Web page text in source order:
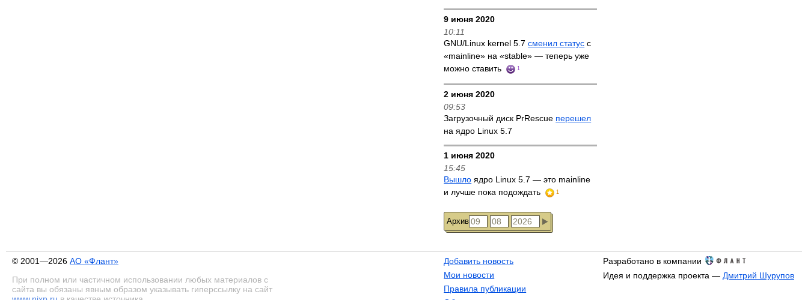
9 июня 2020
10:11
GNU/Linux kernel 5.7сменил статус с
«mainline» на «stable» — теперь уже
можно ставить
1
2 июня 2020
09:53
Загрузочный диск PrRescue перешел
на ядро Linux 5.7
1 июня 2020
15:45
Вышло ядро Linux 5.7 — это mainline
и лучше пока подождать
1
Архив
© 2001—2026 АО «Флант»
При полном или частичном использовании любых материалов с
сайта вы обязаны явным образом указывать гиперссылку на сайт
Добавить новость
Мои новости
Правила публикации
Разработано в компании
Идея и поддержка проекта — Дмитрий Шурупов